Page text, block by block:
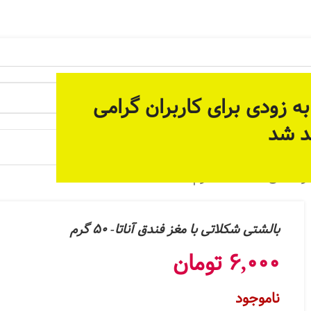
زودی برای کاربران گرامی
شد
آناتا- 50 گرم
بالشتی شکلاتی با مغز فندق آناتا- 50 گرم
6,000 تومان
ناموجود